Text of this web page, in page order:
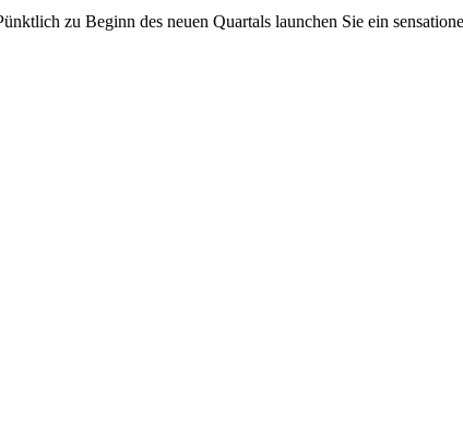
zu Beginn des neuen Quartals launchen Sie ein